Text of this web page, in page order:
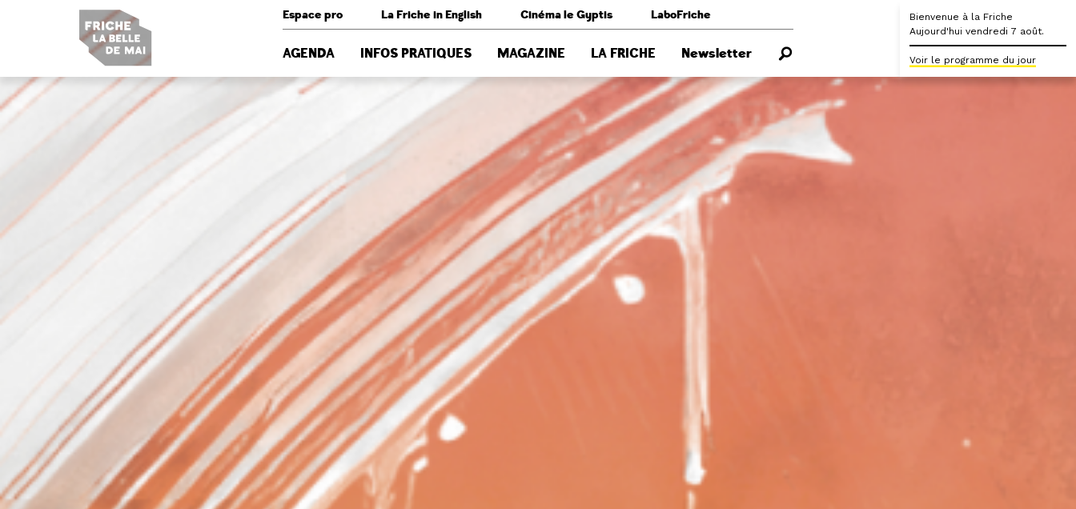
Espace pro La Friche in English Cinéma le Gyptis LaboFriche
AGENDA INFOS PRATIQUES MAGAZINE LA FRICHE Newsletter
Bienvenue à la Friche
Aujourd'hui vendredi 7 août.
Voir le programme du jour
Panneau de gestion des cookies